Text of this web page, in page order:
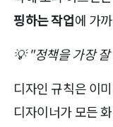
핑하는 작업에 가
💡 "정책을 가장
디자인 규칙은 이
디자이너가 모든